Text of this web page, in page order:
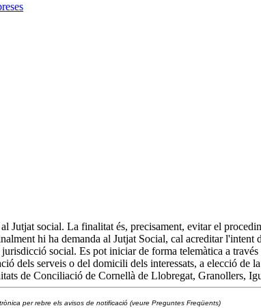
Jutjat social. La finalitat és, precisament, evitar el
hi ha demanda al Jutjat Social, cal acreditar
social. Es pot iniciar de forma telemàtica a
dels serveis o del domicili dels interessats, a elecció de
de Conciliació de Cornellà de Llobregat, Granollers,
per rebre els avisos de notificació (veure Preguntes Freqüents)